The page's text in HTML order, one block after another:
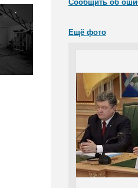
Сообщить об
Ещё фото